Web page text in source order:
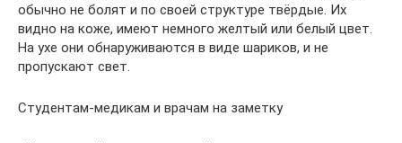
обычно не болят и по своей структуре твёрдые. Их
видно на коже, имеют немного желтый или белый цвет.
На ухе они обнаруживаются в виде шариков, и не
пропускают свет.
Студентам-медикам и врачам на заметку